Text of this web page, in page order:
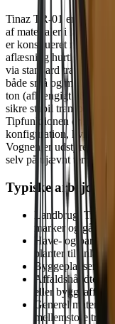
Tinaz TR-01 er en
af materialer i
er konstrueret med en
aflæsning hurtig og
via standard træk, og
både små og
ton (afhængigt af
sikre stabil transport af
Tipfunktionen er
konfiguration, hvilket
Vognen er udstyret
selv på ujævnt terræn.
Typiske
Landbrug:
marker og
Have- og
planter til
Byggepladser:
eller byggeaffald.
Generel
mellemstore